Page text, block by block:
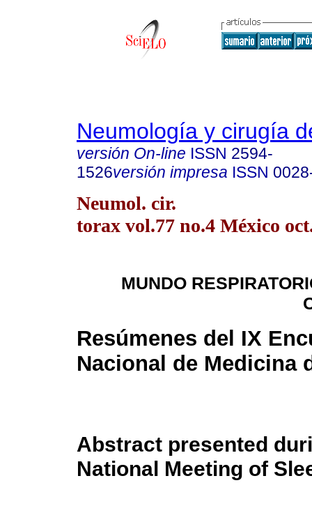
Neumología y cirugía
versión On-line ISSN 2594-
1526versión impresa ISSN
Neumol. cir.
torax vol.77 no.4 México
MUNDO
Resúmenes del IX
Nacional de Medicina
Abstract presented
National Meeting of